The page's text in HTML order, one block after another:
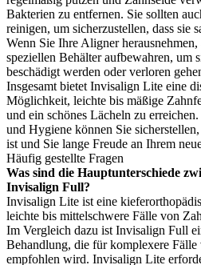
Bakterien zu entfernen. Sie sollten
reinigen, um sicherzustellen, dass sie
Wenn Sie Ihre Aligner
speziellen Behälter aufbewahren, um
beschädigt werden oder verloren
Insgesamt bietet Invisalign Lite eine
Möglichkeit, leichte bis mäßige
und ein schönes Lächeln zu
und Hygiene können Sie
ist und Sie lange Freude an Ihrem
Häufig gestellte Fragen
Was sind die Hauptunterschiede
Invisalign Full?
Invisalign Lite ist eine
leichte bis mittelschwere Fälle von
Im Vergleich dazu ist Invisalign Full
Behandlung, die für komplexere
empfohlen wird. Invisalign Lite